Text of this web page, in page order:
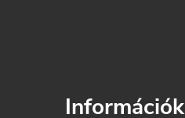
Információk